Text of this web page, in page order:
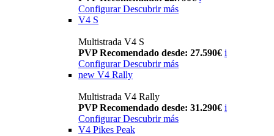
Configurar Descubrir más
V4 S
Multistrada V4 S
PVP Recomendado desde: 27.590€ i
Configurar Descubrir más
new V4 Rally
Multistrada V4 Rally
PVP Recomendado desde: 31.290€ i
Configurar Descubrir más
V4 Pikes Peak